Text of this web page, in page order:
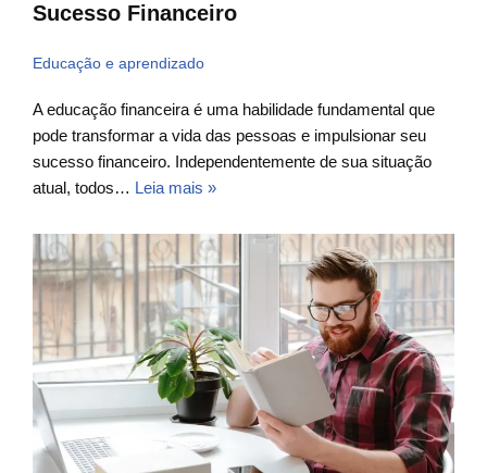
Sucesso Financeiro
Educação e aprendizado
A educação financeira é uma habilidade fundamental que
pode transformar a vida das pessoas e impulsionar seu
sucesso financeiro. Independentemente de sua situação
atual, todos… Leia mais »